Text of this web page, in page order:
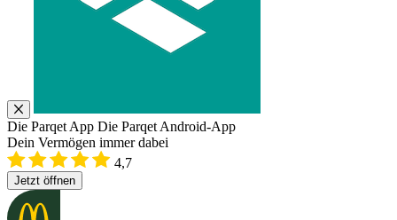
Die Parqet App Die Parqet Android-App
Dein Vermögen immer dabei
4,7
Jetzt öffnen